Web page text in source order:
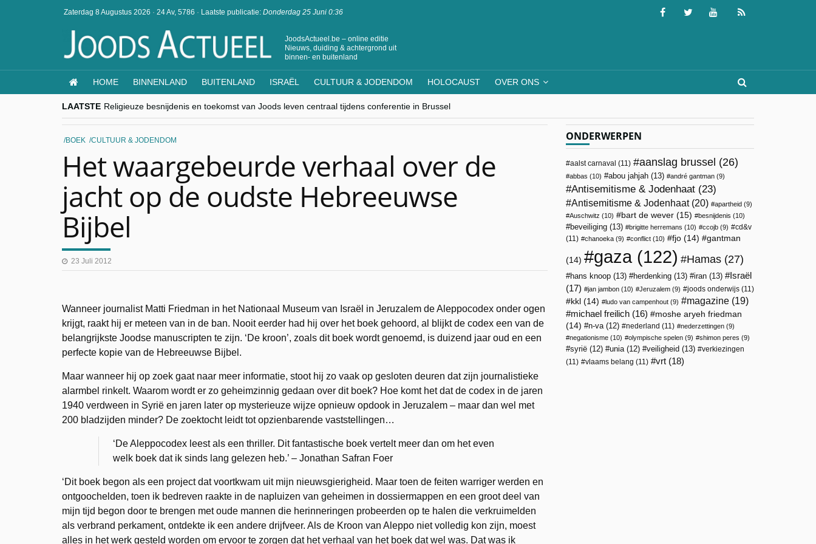
Zaterdag 8 Augustus 2026 · 24 Av, 5786 · Laatste publicatie: Donderdag 25 Juni 0:36
JoodsActueel.be – online editie
Nieuws, duiding & achtergrond uit
binnen- en buitenland
HOME BINNENLAND BUITENLAND ISRAËL CULTUUR & JODENDOM HOLOCAUST OVER ONS
LAATSTE Religieuze besnijdenis en toekomst van Joods leven centraal tijdens conferentie in Brussel
“Besnijdenisdebat toont hoe moeilijk seculiere Westen minderheden begrijpt”, Jinnih Beels (Vooruit)
CITYTRIP | ROEMENIË – Boekarest: de verrassing van Oost-Europa
“Vandaag zit elke Jood in België op de beklaagdenbank”
BOEK CULTUUR & JODENDOM
Het waargebeurde verhaal over de
jacht op de oudste Hebreeuwse
Bijbel
23 Juli 2012
Wanneer journalist Matti Friedman in het Nationaal Museum van Israël in Jeruzalem de Aleppocodex onder ogen
krijgt, raakt hij er meteen van in de ban. Nooit eerder had hij over het boek gehoord, al blijkt de codex een van de
belangrijkste Joodse manuscripten te zijn. ‘De kroon’, zoals dit boek wordt genoemd, is duizend jaar oud en een
perfecte kopie van de Hebreeuwse Bijbel.
Maar wanneer hij op zoek gaat naar meer informatie, stoot hij zo vaak op gesloten deuren dat zijn journalistieke
alarmbel rinkelt. Waarom wordt er zo geheimzinnig gedaan over dit boek? Hoe komt het dat de codex in de jaren
1940 verdween in Syrië en jaren later op mysterieuze wijze opnieuw opdook in Jeruzalem – maar dan wel met
200 bladzijden minder? De zoektocht leidt tot opzienbarende vaststellingen…
‘De Aleppocodex leest als een thriller. Dit fantastische boek vertelt meer dan om het even
welk boek dat ik sinds lang gelezen heb.’ – Jonathan Safran Foer
‘Dit boek begon als een project dat voortkwam uit mijn nieuwsgierigheid. Maar toen de feiten warriger werden en
ontgoochelden, toen ik bedreven raakte in de napluizen van geheimen in dossiermappen en een groot deel van
mijn tijd begon door te brengen met oude mannen die herinneringen probeerden op te halen die verkruimelden
als verbrand perkament, ontdekte ik een andere drijfveer. Als de Kroon van Aleppo niet volledig kon zijn, moest
alles in het werk gesteld worden om ervoor te zorgen dat het verhaal van het boek dat wel was. Dat was ik
ONDERWERPEN
aalst carnaval (11) aanslag brussel (26)
abbas (10) abou jahjah (13) andré gantman (9)
Antisemitisme & Jodenhaat (23)
Antisemitisme & Jodenhaat(20) apartheid (9)
Auschwitz (10) bart de wever (15) besnijdenis (10)
beveiliging (13) brigitte herremans (10) ccojb (9)
cd&v
(11)
chanoeka (9) conflict (10) fjo (14) gantman
(14) gaza(122) Hamas (27)
hans knoop (13) herdenking (13) iran (13)
Israël
(17)
jan jambon (10) Jeruzalem (9) joods onderwijs (11)
kkl (14) ludo van campenhout (9) magazine (19)
michael freilich (16)
moshe aryeh friedman
(14)
n-va(12) nederland (11) nederzettingen (9)
negationisme (10) olympische spelen (9) shimon peres (9)
syrië (12) unia(12) veiligheid (13)
verkiezingen
(11)
vlaams belang (11) vrt (18)